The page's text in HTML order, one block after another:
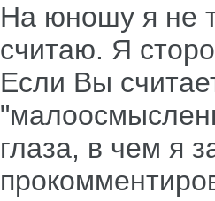
На юношу я не
считаю. Я
Если Вы
глаза, в чем я